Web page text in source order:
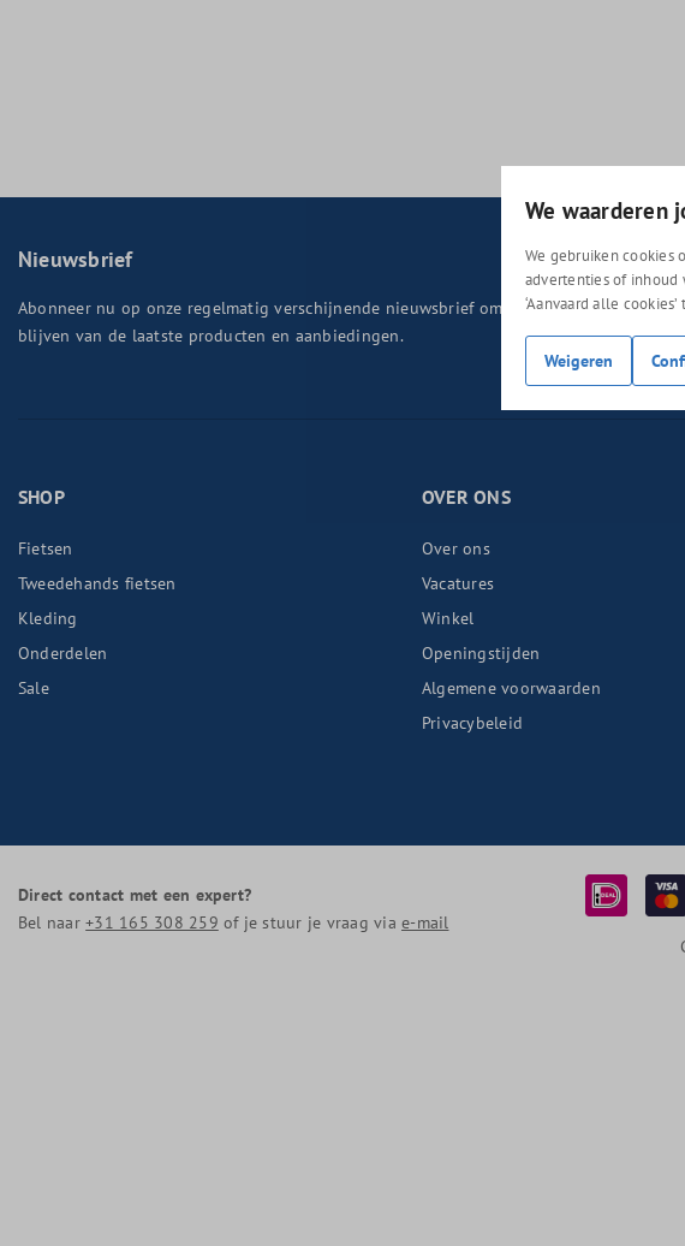
Nieuwsbrief
Abonneer nu op onze regelmatig verschijnende nieuwsbrief om op de hoogte te
blijven van de laatste producten en aanbiedingen.
SHOP
Fietsen
Tweedehands fietsen
Kleding
Onderdelen
Sale
OVER ONS
Over ons
Vacatures
Winkel
Openingstijden
Algemene voorwaarden
Privacybeleid
Direct contact met een expert?
Bel naar+31 165 308 259 of je stuur je vraag viae-mail
We waarderen
We gebruiken cookies
advertenties of inhoud
‘Aanvaard alle
Weigeren